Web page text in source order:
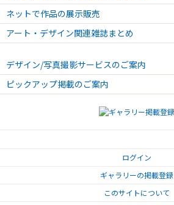
ネットで作品の展示販売
アート・デザイン関連雑誌まとめ
デザイン/写真撮影サービスのご案内
ピックアップ掲載のご案内
ログイン
ギャラリーの掲載登録
このサイトについて